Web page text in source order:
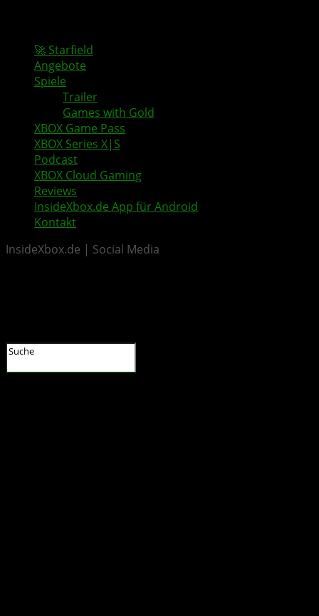
🚀 Starfield
Angebote
Spiele
Trailer
Games with Gold
XBOX Game Pass
XBOX Series X|S
Podcast
XBOX Cloud Gaming
Reviews
InsideXbox.de App für Android
Kontakt
InsideXbox.de | Social Media